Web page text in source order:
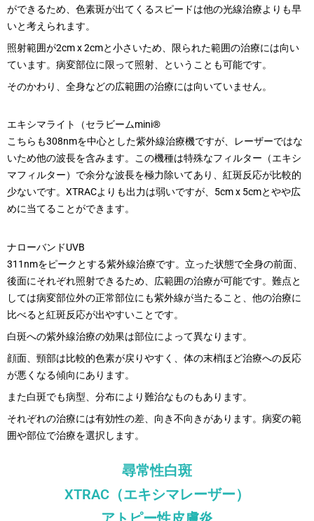
ができるため、色素斑が出てくるスピードは他の光線治療よりも早
いと考えられます。
照射範囲が2cm x 2cmと小さいため、限られた範囲の治療には向い
ています。病変部位に限って照射、ということも可能です。
そのかわり、全身などの広範囲の治療には向いていません。
エキシマライト（セラビームmini®
こちらも308nmを中心とした紫外線治療機ですが、レーザーではな
いため他の波長を含みます。この機種は特殊なフィルター（エキシ
マフィルター）で余分な波長を極力除いてあり、紅斑反応が比較的
少ないです。XTRACよりも出力は弱いですが、5cm x 5cmとやや広
めに当てることができます。
ナローバンドUVB
311nmをピークとする紫外線治療です。立った状態で全身の前面、
後面にそれぞれ照射できるため、広範囲の治療が可能です。難点と
しては病変部位外の正常部位にも紫外線が当たること、他の治療に
比べると紅斑反応が出やすいことです。
白斑への紫外線治療の効果は部位によって異なります。
顔面、頸部は比較的色素が戻りやすく、体の末梢ほど治療への反応
が悪くなる傾向にあります。
また白斑でも病型、分布により難治なものもあります。
それぞれの治療には有効性の差、向き不向きがあります。病変の範
囲や部位で治療を選択します。
尋常性白斑
XTRAC（エキシマレーザー）